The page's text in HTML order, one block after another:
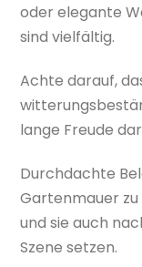
oder elegante
sind vielfältig.
Achte darauf,
lange Freude
Durchdachte
Gartenmauer
und sie auch
Szene setzen.